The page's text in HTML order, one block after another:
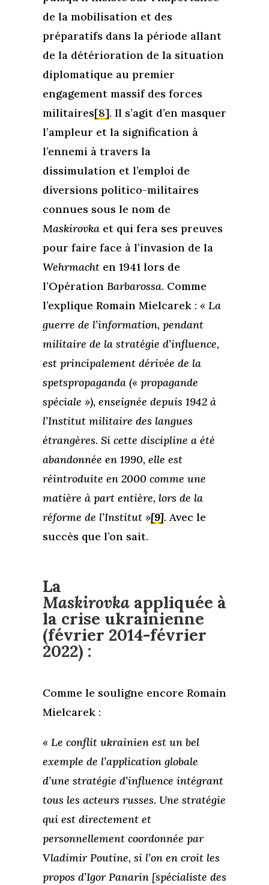
de la mobilisation et des
préparatifs dans la période allant
de la détérioration de la situation
diplomatique au premier
engagement massif des forces
militaires[8]. Il s’agit d’en masquer
l’ampleur et la signification à
l’ennemi à travers la
dissimulation et l’emploi de
diversions politico-militaires
connues sous le nom de
Maskirovkaet qui fera ses preuves
pour faire face à l’invasion de la
Wehrmachten 1941 lors de
l’Opération Barbarossa. Comme
l’explique Romain Mielcarek : « La
guerre de l’information, pendant
militaire de la stratégie d’influence,
est principalement dérivée de la
spetspropaganda (« propagande
spéciale »), enseignée depuis 1942 à
l’Institut militaire des langues
étrangères. Si cette discipline a été
abandonnée en 1990, elle est
réintroduite en 2000 comme une
matière à part entière, lors de la
réforme de l’Institut »[9]. Avec le
succès que l’on sait.
La
Maskirovkaappliquée à
la crise ukrainienne
(février 2014-février
2022) :
Comme le souligne encore Romain
Mielcarek :
« Le conflit ukrainien est un bel
exemple de l’application globale
d’une stratégie d’influence intégrant
tous les acteurs russes. Une stratégie
qui est directement et
personnellement coordonnée par
Vladimir Poutine, si l’on en croit les
propos d’Igor Panarin [spécialiste des